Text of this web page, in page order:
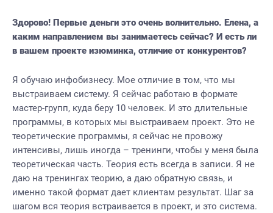
Здорово! Первые деньги это очень волнительно. Елена, а
каким направлением вы занимаетесь сейчас? И есть ли
в вашем проекте изюминка, отличие от конкурентов?
Я обучаю инфобизнесу. Мое отличие в том, что мы
выстраиваем систему. Я сейчас работаю в формате
мастер-групп, куда беру 10 человек. И это длительные
программы, в которых мы выстраиваем проект. Это не
теоретические программы, я сейчас не провожу
интенсивы, лишь иногда – тренинги, чтобы у меня была
теоретическая часть. Теория есть всегда в записи. Я не
даю на тренингах теорию, а даю обратную связь, и
именно такой формат дает клиентам результат. Шаг за
шагом вся теория встраивается в проект, и это система.